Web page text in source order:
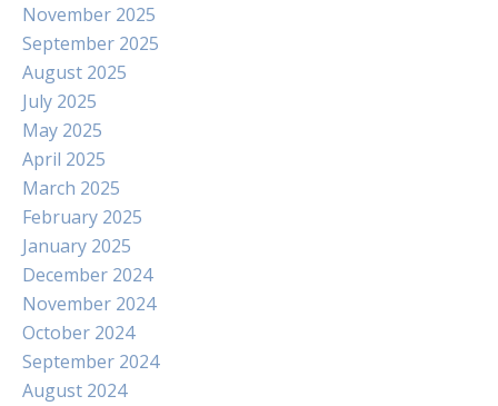
November 2025
September 2025
August 2025
July 2025
May 2025
April 2025
March 2025
February 2025
January 2025
December 2024
November 2024
October 2024
September 2024
August 2024